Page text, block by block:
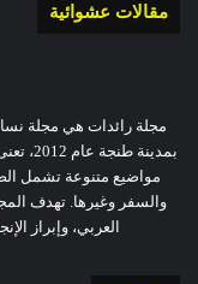
مقالات عشوائية
مجلة رائدات هي مجلة
مواضيع متنوعة تشمل
والسفر وغيرها. تهدف
العربي، وإبراز